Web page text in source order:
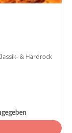
& Hardrock